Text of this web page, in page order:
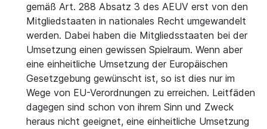
gemäß Art. 288 Absatz 3 des AEUV erst von den
Mitgliedstaaten in nationales Recht umgewandelt
werden. Dabei haben die Mitgliedsstaaten bei der
Umsetzung einen gewissen Spielraum. Wenn aber
eine einheitliche Umsetzung der Europäischen
Gesetzgebung gewünscht ist, so ist dies nur im
Wege von EU-Verordnungen zu erreichen. Leitfäden
dagegen sind schon von ihrem Sinn und Zweck
heraus nicht geeignet, eine einheitliche Umsetzung